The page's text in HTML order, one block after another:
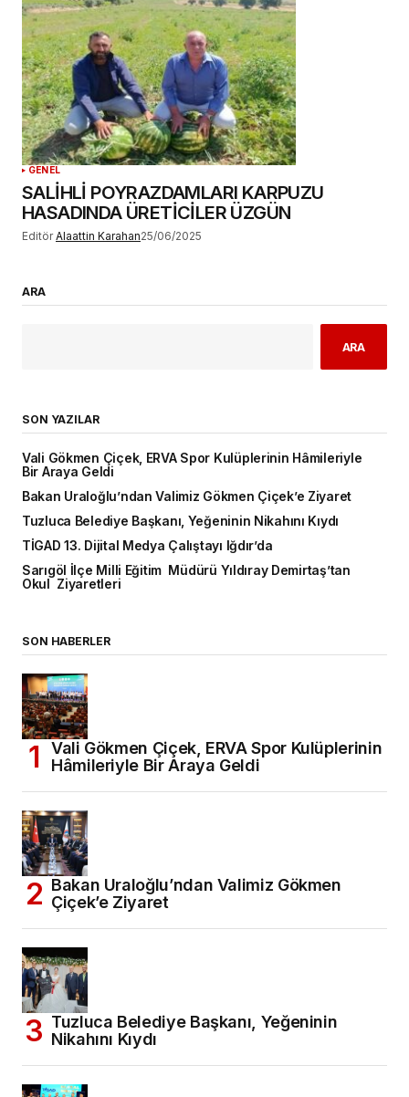
GENEL
SALİHLİ POYRAZDAMLARI KARPUZU
HASADINDA ÜRETİCİLER ÜZGÜN
Editör Alaattin Karahan25/06/2025
ARA
ARA
SON YAZILAR
Vali Gökmen Çiçek, ERVA Spor Kulüplerinin Hâmileriyle
Bir Araya Geldi
Bakan Uraloğlu’ndan Valimiz Gökmen Çiçek’e Ziyaret
Tuzluca Belediye Başkanı, Yeğeninin Nikahını Kıydı
TİGAD 13. Dijital Medya Çalıştayı Iğdır’da
Sarıgöl İlçe Milli Eğitim Müdürü Yıldıray Demirtaş’tan
Okul Ziyaretleri
SON HABERLER
Vali Gökmen Çiçek, ERVA Spor Kulüplerinin
Hâmileriyle Bir Araya Geldi
Bakan Uraloğlu’ndan Valimiz Gökmen
Çiçek’e Ziyaret
Tuzluca Belediye Başkanı, Yeğeninin
Nikahını Kıydı